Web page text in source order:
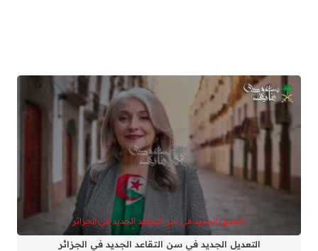
التعديل الجديد في سن التقاعد الجديد في الجزائر